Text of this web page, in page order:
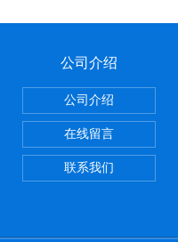
公司介绍
公司介绍
在线留言
联系我们